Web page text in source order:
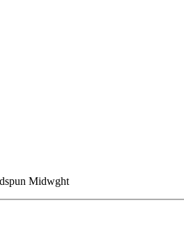
Midwght